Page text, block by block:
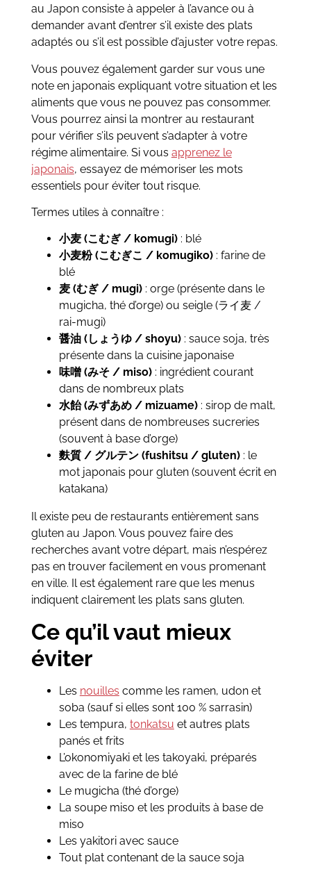
au Japon consiste à appeler à l’avance ou à
demander avant d’entrer s’il existe des plats
adaptés ou s’il est possible d’ajuster votre repas.
Vous pouvez également garder sur vous une
note en japonais expliquant votre situation et les
aliments que vous ne pouvez pas consommer.
Vous pourrez ainsi la montrer au restaurant
pour vérifier s’ils peuvent s’adapter à votre
régime alimentaire. Si vous apprenez le
japonais, essayez de mémoriser les mots
essentiels pour éviter tout risque.
Termes utiles à connaître :
小麦 (こむぎ / komugi): blé
小麦粉 (こむぎこ / komugiko): farine de
blé
麦 (むぎ / mugi): orge (présente dans le
mugicha, thé d’orge) ou seigle (ライ麦 /
rai-mugi)
醤油 (しょうゆ / shoyu): sauce soja, très
présente dans la cuisine japonaise
味噌 (みそ / miso): ingrédient courant
dans de nombreux plats
水飴 (みずあめ / mizuame): sirop de malt,
présent dans de nombreuses sucreries
(souvent à base d’orge)
麩質 / グルテン (fushitsu / gluten): le
mot japonais pour gluten (souvent écrit en
katakana)
Il existe peu de restaurants entièrement sans
gluten au Japon. Vous pouvez faire des
recherches avant votre départ, mais n’espérez
pas en trouver facilement en vous promenant
en ville. Il est également rare que les menus
indiquent clairement les plats sans gluten.
Ce qu’il vaut mieux
éviter
Les nouilles comme les ramen, udon et
soba (sauf si elles sont 100 % sarrasin)
Les tempura, tonkatsu et autres plats
panés et frits
L’okonomiyaki et les takoyaki, préparés
avec de la farine de blé
Le mugicha (thé d’orge)
La soupe miso et les produits à base de
miso
Les yakitori avec sauce
Tout plat contenant de la sauce soja